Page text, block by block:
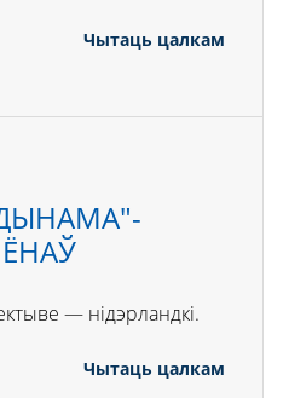
Чытаць цалкам
— нідэрландкі.
Чытаць цалкам